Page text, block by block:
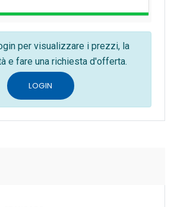
per visualizzare i prezzi, la
e fare una richiesta d'offerta.
LOGIN